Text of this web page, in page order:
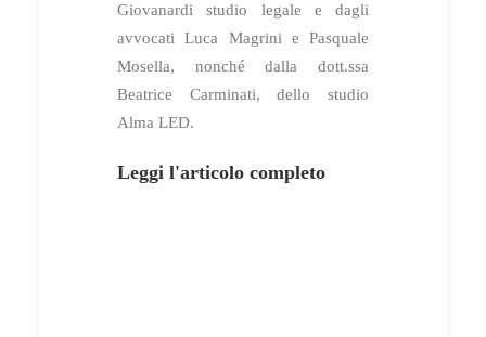
Giovanardi studio legale e dagli
avvocati Luca Magrini e Pasquale
Mosella, nonché dalla dott.ssa
Beatrice Carminati, dello studio
Alma LED.
Leggi l'articolo completo